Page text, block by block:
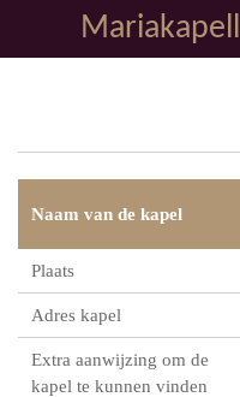
direct
Naam van de kapel
Plaats
Adres kapel
Extra aanwijzing om de
kapel te kunnen vinden